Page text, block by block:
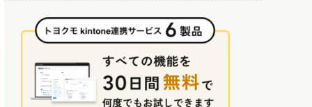
kintoneをより便利に活用しよう